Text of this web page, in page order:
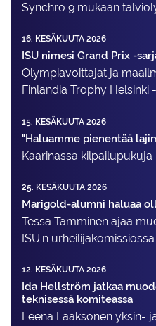
Synchro 9 mukaan
16. KESÄKUUTA 2026
ISU nimesi Grand Prix -
Olympiavoittajat ja
Finlandia Trophy Helsinki
15. KESÄKUUTA 2026
"Haluamme pienentää
Kaarinassa
25. KESÄKUUTA 2026
Marigold-alumni haluaa
Tessa Tamminen ajaa
ISU:n urheilija­komissiossa
12. KESÄKUUTA 2026
Ida Hellström jatkaa
teknisessä komiteassa
Leena Laaksonen yksin-